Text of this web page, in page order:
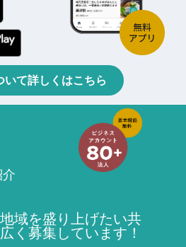
いて詳しくはこちら
域を盛り上げたい共
く募集しています！